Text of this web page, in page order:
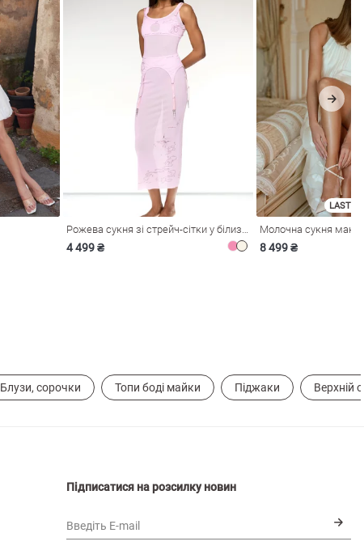
4 499 ₴
LAST
8 499 ₴
Блузи, сорочки Топи боді майки Піджаки Верхній
Підписатися на розсилку новин
Введіть E-mail